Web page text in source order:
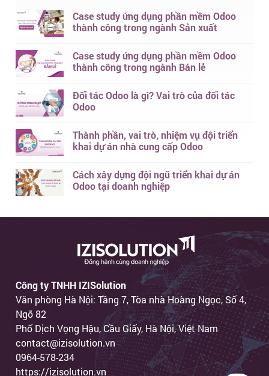
Case study ứng dụng phần mềm Odoo
thành công trong ngành Sản xuất
Case study ứng dụng phần mềm Odoo
thành công trong ngành Bán lẻ
Đối tác Odoo là gì? Vai trò của đối tác
Odoo
Thành phần, vai trò, nhiệm vụ đội triển
khai dự án nhà cung cấp Odoo
Cách xây dựng đội ngũ triển khai dự án
Odoo tại doanh nghiệp
Công ty TNHH IZISolution
Văn phòng Hà Nội: Tầng 7, Tòa nhà Hoàng Ngọc, Số 4,
Ngõ 82
Phố Dịch Vọng Hậu, Cầu Giấy, Hà Nội, Việt Nam
contact@izisolution.vn
0964-578-234
https://izisolution.vn